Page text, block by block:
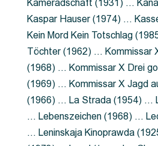
Kameradschaft (1931) …
Kaspar Hauser (1974) …
Kein Mord Kein Totschlag
Töchter (1962) … Kommissar
(1968) … Kommissar X Drei
(1969) … Kommissar X Jagd
(1966) … La Strada (1954) …
… Lebenszeichen (1968) …
… Leninskaja Kinoprawda